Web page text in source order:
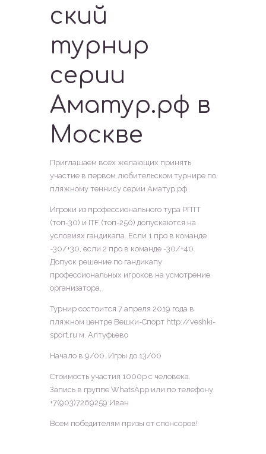
ский
турнир
серии
Аматур.рф в
Москве
Приглашаем всех желающих принять
участие в первом любительском турнире по
пляжному теннису серии Аматур.рф
Игроки из профессионального тура РПТТ
(топ-30) и ITF (топ-250) допускаются на
условиях гандикапа. Если 1 про в команде
-30/+30, если 2 про в команде -30/+40.
Допуск решение по гандикапу
профессиональных игроков на усмотрение
организатора.
Турнир состоится 7 апреля 2019 года в
пляжном центре Вешки-Спорт http://veshki-
sport.ru м. Алтуфьево
Начало в 9/00. Игры до 13/00
Стоимость участия 1000р с человека.
Запись в группе WhatsApp или по телефону
+7(903)7269259 Иван
Всем победителям призы от спонсоров!